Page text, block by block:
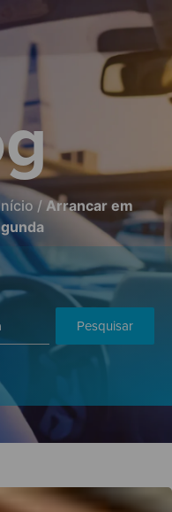
/ Arrancar em
Pesquisar